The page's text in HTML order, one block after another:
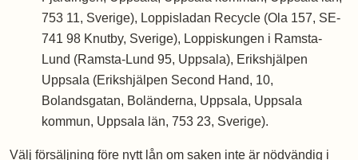
753 11, Sverige), Loppisladan Recycle (Ola 157, SE-
741 98 Knutby, Sverige), Loppiskungen i Ramsta-
Lund (Ramsta-Lund 95, Uppsala), Erikshjälpen
Uppsala (Erikshjälpen Second Hand, 10,
Bolandsgatan, Boländerna, Uppsala, Uppsala
kommun, Uppsala län, 753 23, Sverige).
Välj försäljning före nytt lån om saken inte är nödvändig i